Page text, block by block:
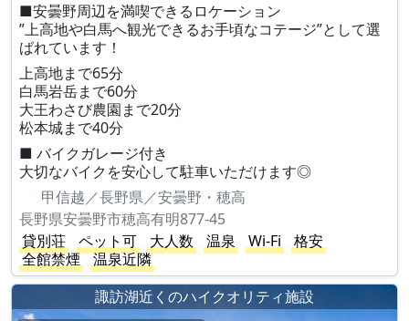
■安曇野周辺を満喫できるロケーション
”上高地や白馬へ観光できるお手頃なコテージ”として選
ばれています！
上高地まで65分
白馬岩岳まで60分
大王わさび農園まで20分
松本城まで40分
■ バイクガレージ付き
大切なバイクを安心して駐車いただけます◎
甲信越／長野県／安曇野・穂高
長野県安曇野市穂高有明877-45
貸別荘
ペット可 大人数 温泉 Wi-Fi
格安
全館禁煙
温泉近隣
諏訪湖近くのハイクオリティ施設